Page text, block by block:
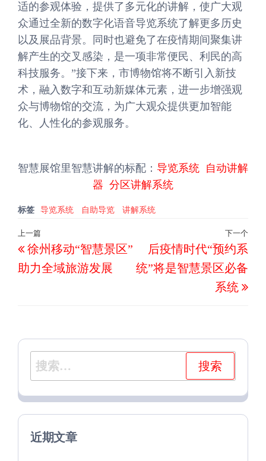
适的参观体验，提供了多元化的讲解，使广大观
众通过全新的数字化语音导览系统了解更多历史
以及展品背景。同时也避免了在疫情期间聚集讲
解产生的交叉感染，是一项非常便民、利民的高
科技服务。”接下来，市博物馆将不断引入新技
术，融入数字和互动新媒体元素，进一步增强观
众与博物馆的交流，为广大观众提供更加智能
化、人性化的参观服务。
智慧展馆里智慧讲解的标配： 导览系统 自动讲解
器 分区讲解系统
标签 导览系统 自助导览 讲解系统
文
章
导
上
一
篇
上一篇
徐州移动“智慧景区”
助力全域旅游发展
下
一
下一个
后疫情时代“预约系
统”将是智慧景区必备
系统
搜
索：
近期文章